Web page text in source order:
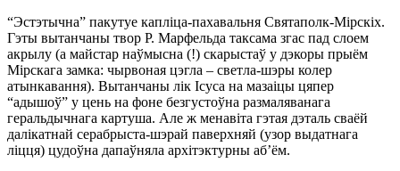
“Эстэтычна” пакутуе капліца-пахавальня Святаполк-Мірскіх.
Гэты вытанчаны твор Р. Марфельда таксама згас пад слоем
акрылу (а майстар наўмысна (!) скарыстаў у дэкоры прыём
Мірскага замка: чырвоная цэгла – светла-шэры колер
атынкавання). Вытанчаны лік Ісуса на мазаіцы цяпер
“адышоў” у цень на фоне безгустоўна размаляванага
геральдычнага картуша. Але ж менавіта гэтая дэталь сваёй
далікатнай серабрыста-шэрай паверхняй (узор выдатнага
ліцця) цудоўна дапаўняла архітэктурны аб’ём.